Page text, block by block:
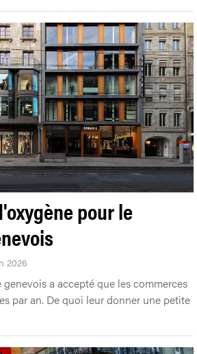
pour le
2026
genevois a accepté que les commerces
par an. De quoi leur donner une petite